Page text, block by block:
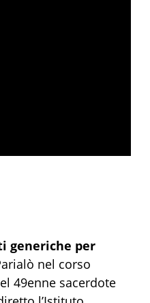
generiche per
nel corso
49enne sacerdote